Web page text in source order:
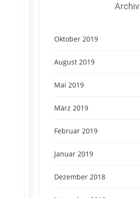
Archiv
Oktober 2019
August 2019
Mai 2019
März 2019
Februar 2019
Januar 2019
Dezember 2018